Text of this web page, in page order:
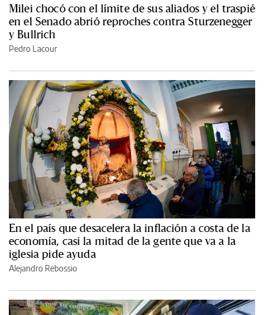
Milei chocó con el límite de sus aliados y el traspié
en el Senado abrió reproches contra Sturzenegger
y Bullrich
Pedro Lacour
En el país que desacelera la inflación a costa de la
economía, casi la mitad de la gente que va a la
iglesia pide ayuda
Alejandro Rebossio